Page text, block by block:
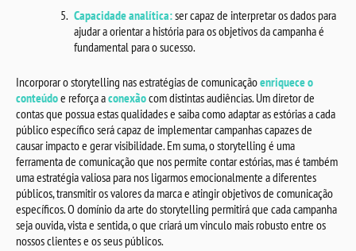
Capacidade analítica:ser capaz de interpretar os dados para
ajudar a orientar a história para os objetivos da campanha é
fundamental para o sucesso.
Incorporar o storytelling nas estratégias de comunicaçãoenriquece o
conteúdoe reforça aconexãocom distintas audiências. Um diretor de
contas que possua estas qualidades e saiba como adaptar as estórias a cada
público específico será capaz de implementar campanhas capazes de
causar impacto e gerar visibilidade. Em suma, o storytelling é uma
ferramenta de comunicação que nos permite contar estórias, mas é também
uma estratégia valiosa para nos ligarmos emocionalmente a diferentes
públicos, transmitir os valores da marca e atingir objetivos de comunicação
específicos. O domínio da arte do storytelling permitirá que cada campanha
seja ouvida, vista e sentida, o que criará um vinculo mais robusto entre os
nossos clientes e os seus públicos.